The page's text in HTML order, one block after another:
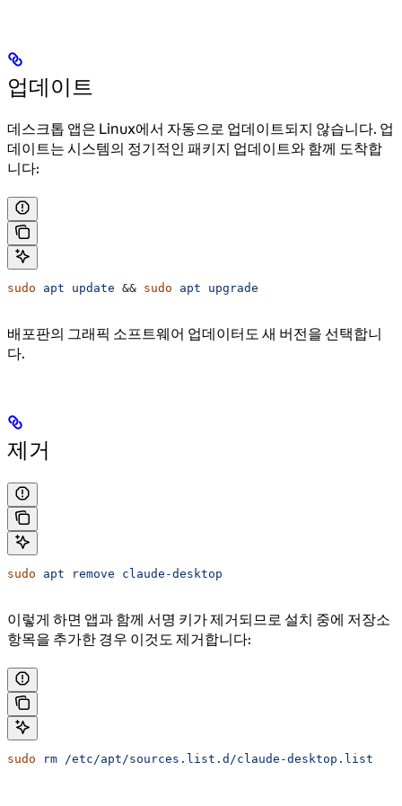
업데이트
데스크톱 앱은 Linux에서 자동으로 업데이트되지 않습니다. 업
데이트는 시스템의 정기적인 패키지 업데이트와 함께 도착합
니다:
sudo apt update && sudo apt upgrade
배포판의 그래픽 소프트웨어 업데이터도 새 버전을 선택합니
다.
제거
sudo apt remove claude-desktop
이렇게 하면 앱과 함께 서명 키가 제거되므로 설치 중에 저장소
항목을 추가한 경우 이것도 제거합니다:
sudo rm /etc/apt/sources.list.d/claude-desktop.list